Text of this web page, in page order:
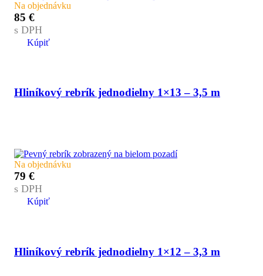
Na objednávku
85 €
s DPH
Kúpiť
Hliníkový rebrík jednodielny 1×13 – 3,5 m
Na objednávku
79 €
s DPH
Kúpiť
Hliníkový rebrík jednodielny 1×12 – 3,3 m